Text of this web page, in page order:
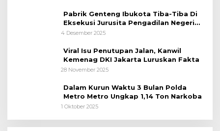
Pabrik Genteng Ibukota Tiba-Tiba Di
Eksekusi Jurusita Pengadilan Negeri
Tangerang, Diduga Cacat Hukum Sejak
4 Desember 2025
Viral Isu Penutupan Jalan, Kanwil
Kemenag DKI Jakarta Luruskan Fakta
28 November 2025
Dalam Kurun Waktu 3 Bulan Polda
Metro Metro Ungkap 1,14 Ton Narkoba
1 Oktober 2025